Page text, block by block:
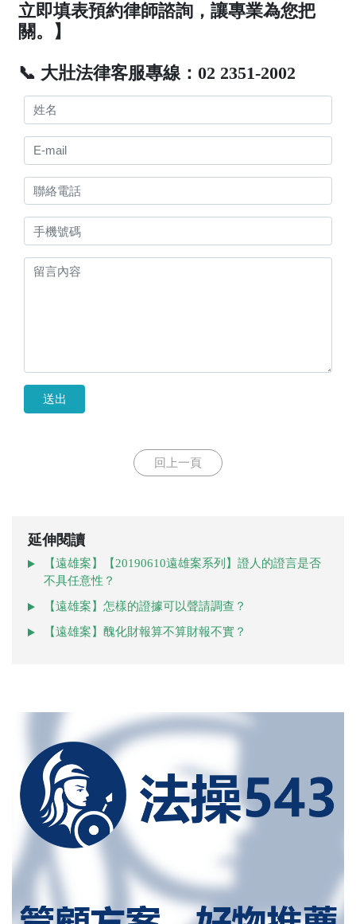
立即填表預約律師諮詢，讓專業為您把
關。】
📞 大壯法律客服專線：02 2351-2002
送出
回上一頁
延伸閱讀
【遠雄案】【20190610遠雄案系列】證人的證言是否
不具任意性？
【遠雄案】怎樣的證據可以聲請調查？
【遠雄案】醜化財報算不算財報不實？